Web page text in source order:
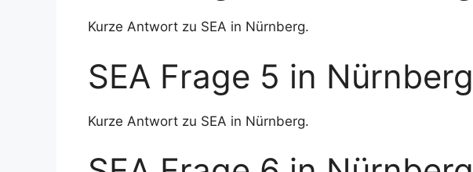
Kurze Antwort zu SEA in Nürnberg.
SEA Frage 5 in Nürnberg
Kurze Antwort zu SEA in Nürnberg.